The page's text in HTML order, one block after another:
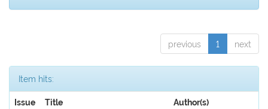
previous 1 next
Item hits:
Issue
Title Author(s)